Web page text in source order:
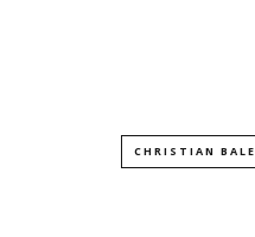
CHRISTIAN BALE